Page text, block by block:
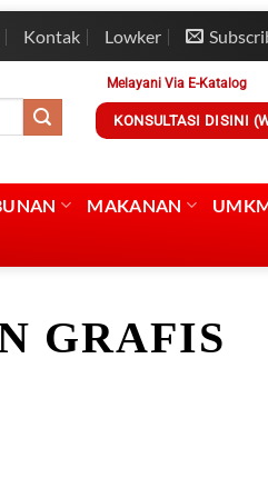
Kontak Lowker
Melayani Via E-Katalog
KONSULTASI DISINI
MAKANAN
GRAFIS